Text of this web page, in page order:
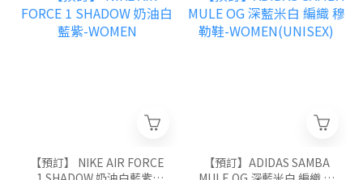
【預訂】 NIKE AIR FORCE
【預訂】ADIDAS SAMBA